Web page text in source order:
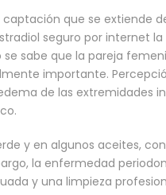
captación que se extiende
seguro por internet
sabe que la pareja
importante.
de las extremidades
y en algunos aceites,
la enfermedad
y una limpieza